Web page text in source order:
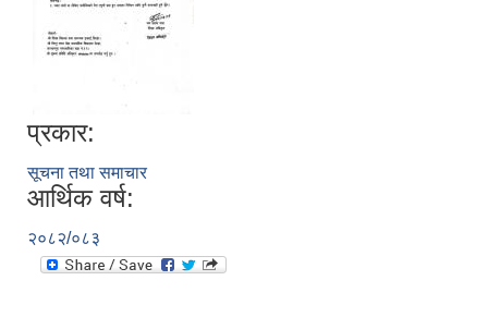
प्रकार:
सूचना तथा समाचार
आर्थिक वर्ष:
२०८२/०८३